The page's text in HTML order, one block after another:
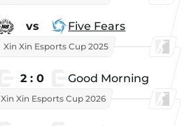
vs Five Fears
Xin Xin Esports Cup 2025
2 : 0 Good Morning
Xin Xin Esports Cup 2026